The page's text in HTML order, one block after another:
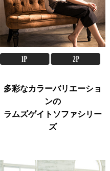
多彩なカラーバリエーショ
ンの
ラムズゲイトソファシリー
ズ